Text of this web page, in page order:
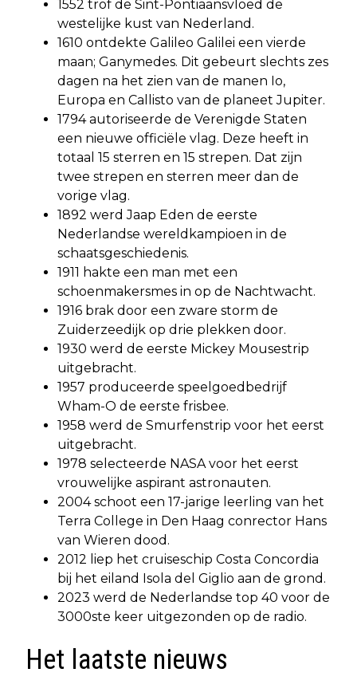
1552 trof de Sint-Pontiaansvloed de
westelijke kust van Nederland.
1610 ontdekte Galileo Galilei een vierde
maan; Ganymedes. Dit gebeurt slechts zes
dagen na het zien van de manen Io,
Europa en Callisto van de planeet Jupiter.
1794 autoriseerde de Verenigde Staten
een nieuwe officiële vlag. Deze heeft in
totaal 15 sterren en 15 strepen. Dat zijn
twee strepen en sterren meer dan de
vorige vlag.
1892 werd Jaap Eden de eerste
Nederlandse wereldkampioen in de
schaatsgeschiedenis.
1911 hakte een man met een
schoenmakersmes in op de Nachtwacht.
1916 brak door een zware storm de
Zuiderzeedijk op drie plekken door.
1930 werd de eerste Mickey Mousestrip
uitgebracht.
1957 produceerde speelgoedbedrijf
Wham-O de eerste frisbee.
1958 werd de Smurfenstrip voor het eerst
uitgebracht.
1978 selecteerde NASA voor het eerst
vrouwelijke aspirant astronauten.
2004 schoot een 17-jarige leerling van het
Terra College in Den Haag conrector Hans
van Wieren dood.
2012 liep het cruiseschip Costa Concordia
bij het eiland Isola del Giglio aan de grond.
2023 werd de Nederlandse top 40 voor de
3000ste keer uitgezonden op de radio.
Het laatste nieuws